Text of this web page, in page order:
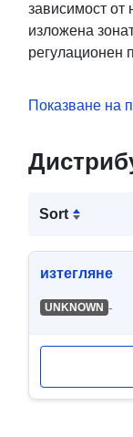
зависимост от
изложена
регулационен
Показване на
Sort
изтегляне
UNKNOWN -